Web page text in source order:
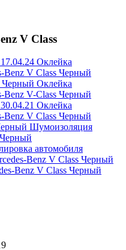
V Class
Оклейка
Benz V Class Черный
Оклейка
Benz V-Class Черный
Оклейка
Benz V Class Черный
Шумоизоляция
автомобиля
Benz V Class Черный